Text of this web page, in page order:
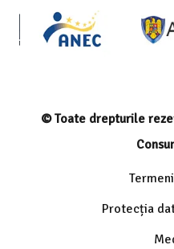
© Toate drepturile
Protecția